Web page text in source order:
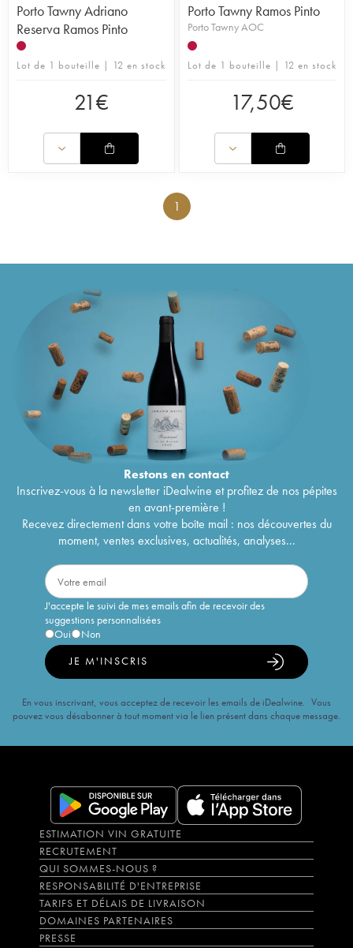
Porto Tawny Adriano
Reserva Ramos Pinto
Lot de 1 bouteille | 12 en stock
21€
Porto Tawny Ramos Pinto
Porto Tawny AOC
Lot de 1 bouteille | 12 en stock
17,50€
1
Restons encontact
Inscrivez-vous à la newsletter iDealwine et profitez de nos pépites
en avant-première !
Recevez directement dans votre boîte mail : nos découvertes du
moment, ventes exclusives, actualités, analyses...
J'accepte le suivi de mes emails afin de recevoir des
suggestions personnalisées
Oui
Non
JE M'INSCRIS
En vous inscrivant, vous acceptez de recevoir les emails de iDealwine. Vous
pouvez vous désabonner à tout moment via le lien présent dans chaque message.
ESTIMATION VIN GRATUITE
RECRUTEMENT
QUI SOMMES-NOUS ?
RESPONSABILITÉ D'ENTREPRISE
TARIFS ET DÉLAIS DE LIVRAISON
DOMAINES PARTENAIRES
PRESSE